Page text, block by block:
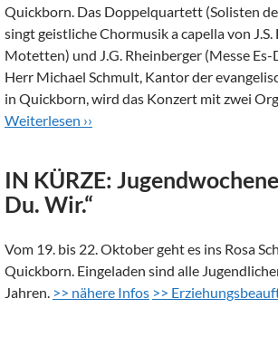
Quickborn. Das Doppelquartett (Solisten
singt geistliche Chormusik a capella von J.S.
Motetten) und J.G. Rheinberger (Messe Es-
Herr Michael Schmult, Kantor der
in Quickborn, wird das Konzert mit zwei
Weiterlesen ››
IN KÜRZE:
Du. Wir.“
Vom 19. bis 22. Oktober geht es ins Rosa
Quickborn. Eingeladen sind alle
Jahren. >> nähere Infos >>